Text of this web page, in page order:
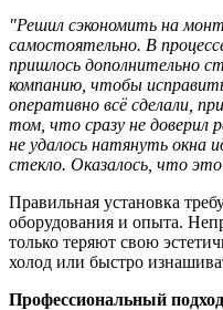
"Решил сэкономить на
самостоятельно. В
пришлось дополнительно
компанию, чтобы
оперативно всё сделали,
том, что сразу не доверил
не удалось натянуть окна
стекло. Оказалось, что
Правильная установка
оборудования и опыта.
только теряют свою
холод или быстро
Профессиональный